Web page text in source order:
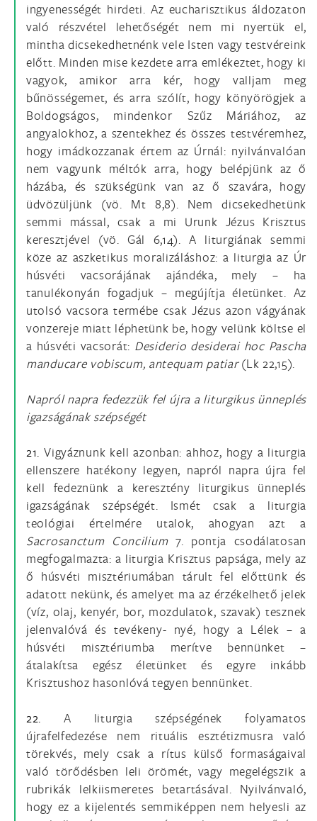
ingyenességét hirdeti. Az eucharisztikus áldozaton
való részvétel lehetőségét nem mi nyertük el,
mintha dicsekedhetnénk vele Isten vagy testvéreink
előtt. Minden mise kezdete arra emlékeztet, hogy ki
vagyok, amikor arra kér, hogy valljam meg
bűnösségemet, és arra szólít, hogy könyörögjek a
Boldogságos, mindenkor Szűz Máriához, az
angyalokhoz, a szentekhez és összes testvéremhez,
hogy imádkozzanak értem az Úrnál: nyilvánvalóan
nem vagyunk méltók arra, hogy belépjünk az ő
házába, és szükségünk van az ő szavára, hogy
üdvözüljünk (vö. Mt 8,8). Nem dicsekedhetünk
semmi mással, csak a mi Urunk Jézus Krisztus
keresztjével (vö. Gál 6,14). A liturgiának semmi
köze az aszketikus moralizáláshoz: a liturgia az Úr
húsvéti vacsorájának ajándéka, mely – ha
tanulékonyán fogadjuk – megújítja életünket. Az
utolsó vacsora termébe csak Jézus azon vágyának
vonzereje miatt léphetünk be, hogy velünk költse el
a húsvéti vacsorát: Desiderio desiderai hoc Pascha
manducare vobiscum, antequam patiar(Lk 22,15).
Napról napra fedezzük fel újra a liturgikus ünneplés
igazságának szépségét
21. Vigyáznunk kell azonban: ahhoz, hogy a liturgia
ellenszere hatékony legyen, napról napra újra fel
kell fedeznünk a keresztény liturgikus ünneplés
igazságának szépségét. Ismét csak a liturgia
teológiai értelmére utalok, ahogyan azt a
Sacrosanctum Concilium 7. pontja csodálatosan
megfogalmazta: a liturgia Krisztus papsága, mely az
ő húsvéti misztériumában tárult fel előttünk és
adatott nekünk, és amelyet ma az érzékelhető jelek
(víz, olaj, kenyér, bor, mozdulatok, szavak) tesznek
jelenvalóvá és tevékeny- nyé, hogy a Lélek – a
húsvéti misztériumba merítve bennünket –
átalakítsa egész életünket és egyre inkább
Krisztushoz hasonlóvá tegyen bennünket.
22. A liturgia szépségének folyamatos
újrafelfedezése nem rituális esztétizmusra való
törekvés, mely csak a rítus külső formaságaival
való törődésben leli örömét, vagy megelégszik a
rubrikák lelkiismeretes betartásával. Nyilvánvaló,
hogy ez a kijelentés semmiképpen nem helyesli az